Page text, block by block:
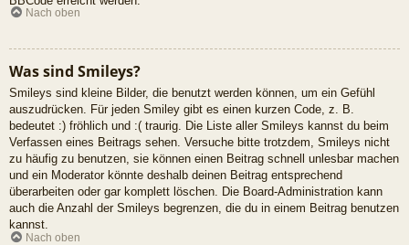
Nach oben
Was sind Smileys?
Smileys sind kleine Bilder, die benutzt werden können, um ein Gefühl
auszudrücken. Für jeden Smiley gibt es einen kurzen Code, z. B.
bedeutet :) fröhlich und :( traurig. Die Liste aller Smileys kannst du beim
Verfassen eines Beitrags sehen. Versuche bitte trotzdem, Smileys nicht
zu häufig zu benutzen, sie können einen Beitrag schnell unlesbar machen
und ein Moderator könnte deshalb deinen Beitrag entsprechend
überarbeiten oder gar komplett löschen. Die Board-Administration kann
auch die Anzahl der Smileys begrenzen, die du in einem Beitrag benutzen
kannst.
Nach oben